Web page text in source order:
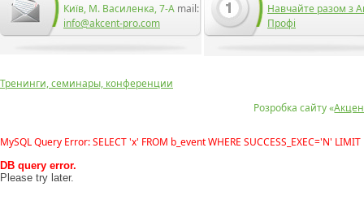
Київ, М. Василенка, 7-А mail:
info@akcent-pro.com
Навчайте разом з
Профі
Розробка сайту «
Тренинги, семинары, конференции
MySQL Query Error: SELECT 'x' FROM b_event WHERE SUCCESS_EXEC='N' LIMIT
DB query error.
Please try later.